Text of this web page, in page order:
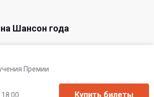
Шансон года
Премии